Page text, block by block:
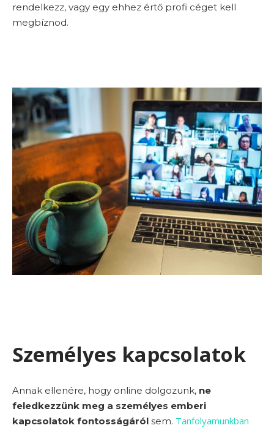
rendelkezz, vagy egy ehhez értő profi céget kell
megbíznod.
Személyes kapcsolatok
Annak ellenére, hogy online dolgozunk, ne
feledkezzünk meg a személyes emberi
kapcsolatok fontosságáról sem. Tanfolyamunkban